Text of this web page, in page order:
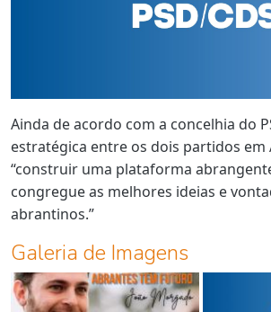
Ainda de acordo com a concelhia do
estratégica entre os dois partidos em
“construir uma plataforma
congregue as melhores ideias e
abrantinos.”
Galeria de Imagens